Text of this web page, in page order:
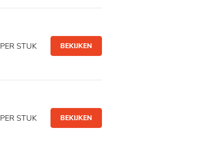
PER STUK BEKIJKEN
PER STUK BEKIJKEN